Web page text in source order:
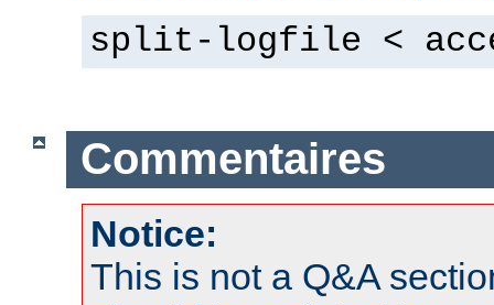
split-logfile <
Commentaires
Notice:
This is not a Q&A